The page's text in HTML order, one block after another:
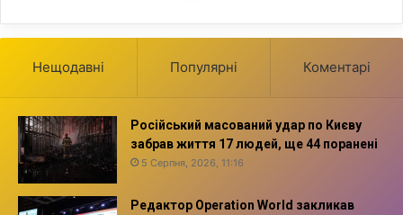
Нещодавні Популярні Коментарі
Російський масований удар по Києву
забрав життя 17 людей, ще 44 поранені
5 Серпня, 2026, 11:16
Редактор Operation World закликав